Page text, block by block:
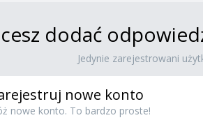
dodać
Jedynie zarejestrowani
nowe konto
nowe konto. To bardzo proste!